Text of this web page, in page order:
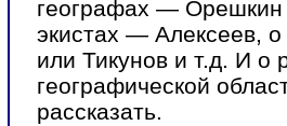
географах — Орешкин
экистах — Алексеев,
или Тикунов и т.д. И о
географической
рассказать.